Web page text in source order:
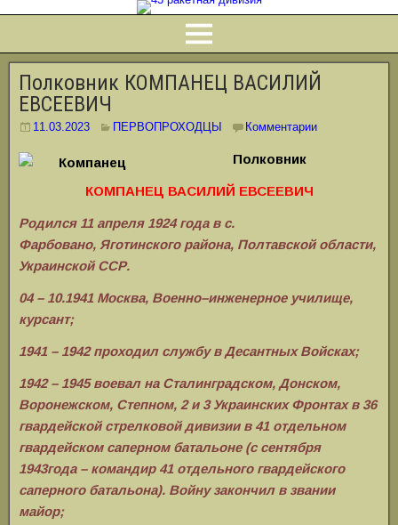
Полковник КОМПАНЕЦ ВАСИЛИЙ
ЕВСЕЕВИЧ
11.03.2023 ПЕРВОПРОХОДЦЫ Комментарии
Полковник
КОМПАНЕЦ ВАСИЛИЙ ЕВСЕЕВИЧ
Родился 11 апреля 1924 года в с.
Фарбовано, Яготинского района, Полтавской области,
Украинской ССР.
04 – 10.1941 Москва, Военно–инженерное училище,
курсант;
1941 – 1942 проходил службу в Десантных Войсках;
1942 – 1945 воевал на Сталинградском, Донском,
Воронежском, Степном, 2 и 3 Украинских Фронтах в 36
гвардейской стрелковой дивизии в 41 отдельном
гвардейском саперном батальоне (с сентября
1943года – командир 41 отдельного гвардейского
саперного батальона). Войну закончил в звании
майор;